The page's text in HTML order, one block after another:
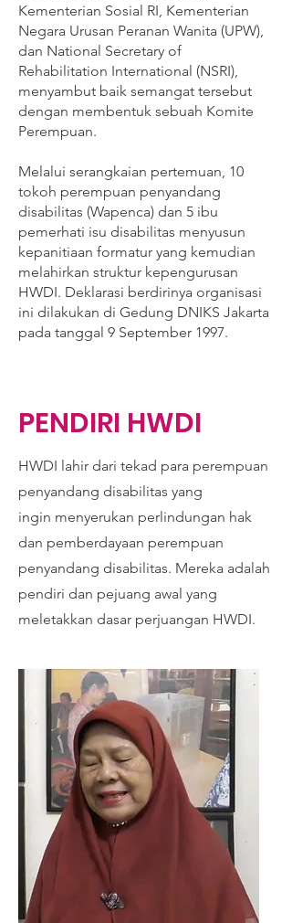
Kementerian Sosial RI, Kementerian
Negara Urusan Peranan Wanita (UPW),
dan National Secretary of
Rehabilitation International (NSRI),
menyambut baik semangat tersebut
dengan membentuk sebuah Komite
Perempuan.
Melalui serangkaian pertemuan, 10
tokoh perempuan penyandang
disabilitas (Wapenca) dan 5 ibu
pemerhati isu disabilitas menyusun
kepanitiaan formatur yang kemudian
melahirkan struktur kepengurusan
HWDI. Deklarasi berdirinya organisasi
ini dilakukan di Gedung DNIKS Jakarta
pada tanggal 9 September 1997.
PENDIRI HWDI
HWDI lahir dari tekad para perempuan
penyandang disabilitas yang
ingin menyerukan perlindungan hak
dan pemberdayaan perempuan
penyandang disabilitas. Mereka adalah
pendiri dan pejuang awal yang
meletakkan dasar perjuangan HWDI.